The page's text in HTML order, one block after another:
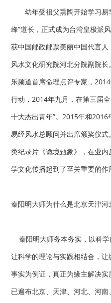
幼年受祖父熏陶开始学习易
峰”道长，正式成为台湾皇极派
获中国邮政邮票美丽中国代言
风水文化研究院河北分院副院
乐频道首席命理点评专家，
行动，2014年九月，在第三届
十大杰出青年”。2015年和
易经风水总顾问并出席颁奖仪
类纪录片《诡境甄象》，在业
学文化传播起到了至关重要的作
秦阳明大师为什么是北京天津河
秦阳明大师务本务实，以科学
让科学的理论与实践相结合，
事实为例证，真正为缘主解决
已遍布北京、天津、河北、河